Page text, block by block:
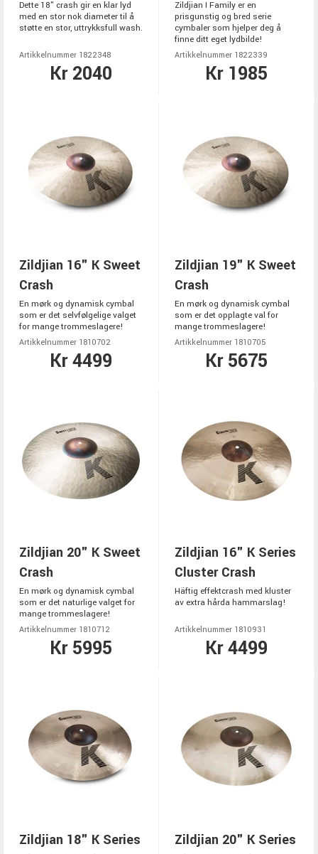
Dette 18" crash gir en klar lyd
med en stor nok diameter til å
støtte en stor, uttrykksfull wash.
Artikkelnummer 1822348
Kr 2040
Zildjian I Family er en
prisgunstig og bred serie
cymbaler som hjelper deg å
finne ditt eget lydbilde!
Artikkelnummer 1822339
Kr 1985
Zildjian 16" K Sweet
Crash
En mørk og dynamisk cymbal
som er det selvfølgelige valget
for mange trommeslagere!
Artikkelnummer 1810702
Kr 4499
Zildjian 19" K Sweet
Crash
En mørk og dynamisk cymbal
som er det opplagte val for
mange trommeslagere!
Artikkelnummer 1810705
Kr 5675
Zildjian 20" K Sweet
Crash
En mørk og dynamisk cymbal
som er det naturlige valget for
mange trommeslagere!
Artikkelnummer 1810712
Kr 5995
Zildjian 16" K Series
Cluster Crash
Häftig effektcrash med kluster
av extra hårda hammarslag!
Artikkelnummer 1810931
Kr 4499
Zildjian 18" K Series
Zildjian 20" K Series